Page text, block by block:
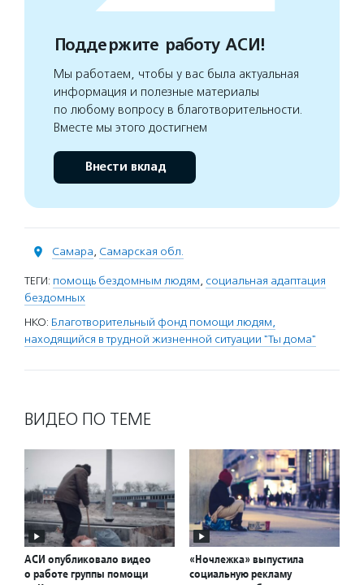
Поддержите работу АСИ!
Мы работаем, чтобы у вас была актуальная
информация и полезные материалы
по любому вопросу в благотворительности.
Вместе мы этого достигнем
Внести вклад
Самара, Самарская обл.
ТЕГИ: помощь бездомным людям, социальная адаптация
бездомных
НКО: Благотворительный фонд помощи людям,
находящийся в трудной жизненной ситуации "Ты дома"
ВИДЕО ПО ТЕМЕ
АСИ опубликовало видео
о работе группы помощи
«Ночлежка» выпустила
социальную рекламу